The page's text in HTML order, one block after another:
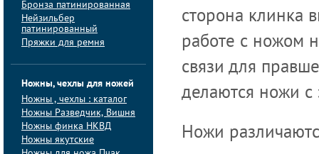
Бронза патинированная
Нейзильбер
патинированный
Пряжки для ремня
Ножны, чехлы для ножей
Ножны , чехлы : каталог
Ножны Разведчик, Вишня
Ножны финка НКВД
Ножны якутские
сторона клинка
работе с ножом
связи для
делаются ножи с
Ножи